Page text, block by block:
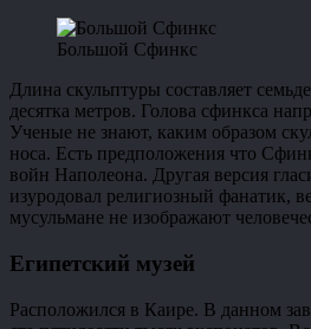
Большой Сфинкс
Длина скульптуры составляет
десятка метров. Голова сфинкса
Ученые не знают, каким образом
носа. Есть предположения что
войн Наполеона. Другая версия
изуродовал религиозный фанатик,
мусульмане не изображают
Египетский музей
Расположился в Каире. В данном